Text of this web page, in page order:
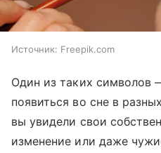
Источник: Freepik.com
Один из таких символов
появиться во сне в
вы увидели свои
изменение или даже